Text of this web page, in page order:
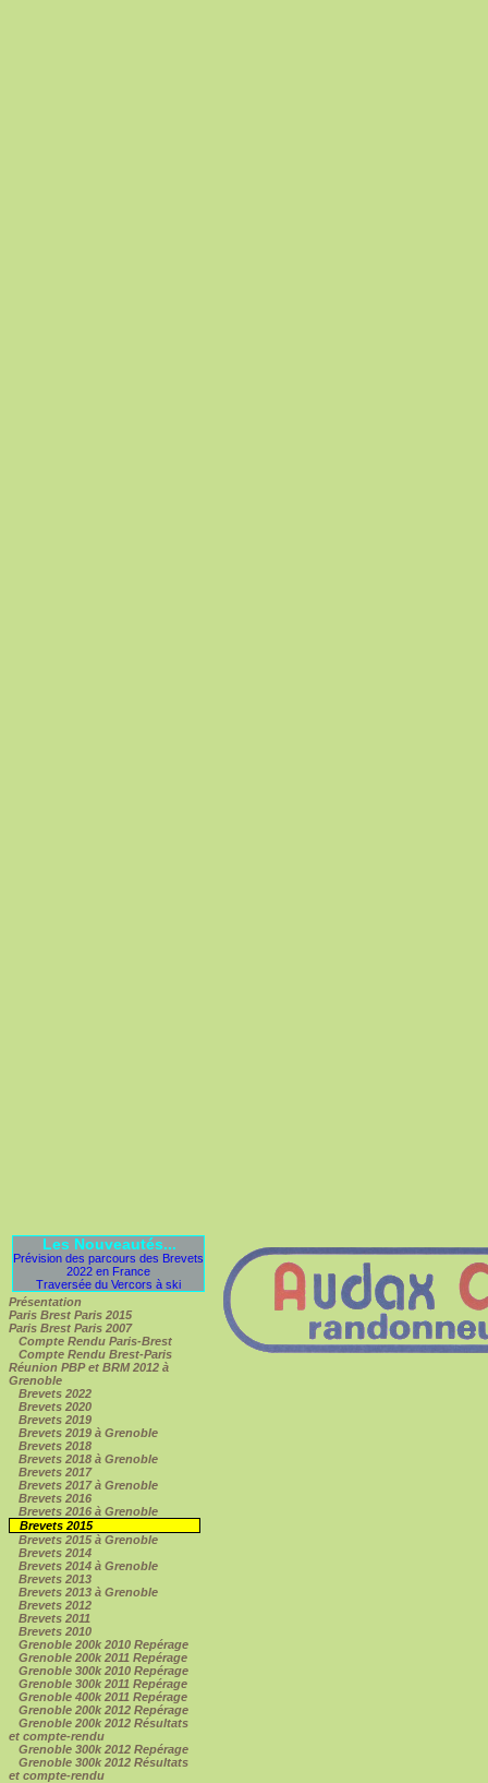
Les Nouveautés...
Prévision des parcours des Brevets
2022 en France
Traversée du Vercors à ski
Présentation
Paris Brest Paris 2015
Paris Brest Paris 2007
Compte Rendu Paris-Brest
Compte Rendu Brest-Paris
Réunion PBP et BRM 2012 à
Grenoble
Brevets 2022
Brevets 2020
Brevets 2019
Brevets 2019 à Grenoble
Brevets 2018
Brevets 2018 à Grenoble
Brevets 2017
Brevets 2017 à Grenoble
Brevets 2016
Brevets 2016 à Grenoble
Brevets 2015
Brevets 2015 à Grenoble
Brevets 2014
Brevets 2014 à Grenoble
Brevets 2013
Brevets 2013 à Grenoble
Brevets 2012
Brevets 2011
Brevets 2010
Grenoble 200k 2010 Repérage
Grenoble 200k 2011 Repérage
Grenoble 300k 2010 Repérage
Grenoble 300k 2011 Repérage
Grenoble 400k 2011 Repérage
Grenoble 200k 2012 Repérage
Grenoble 200k 2012 Résultats
et compte-rendu
Grenoble 300k 2012 Repérage
Grenoble 300k 2012 Résultats
et compte-rendu